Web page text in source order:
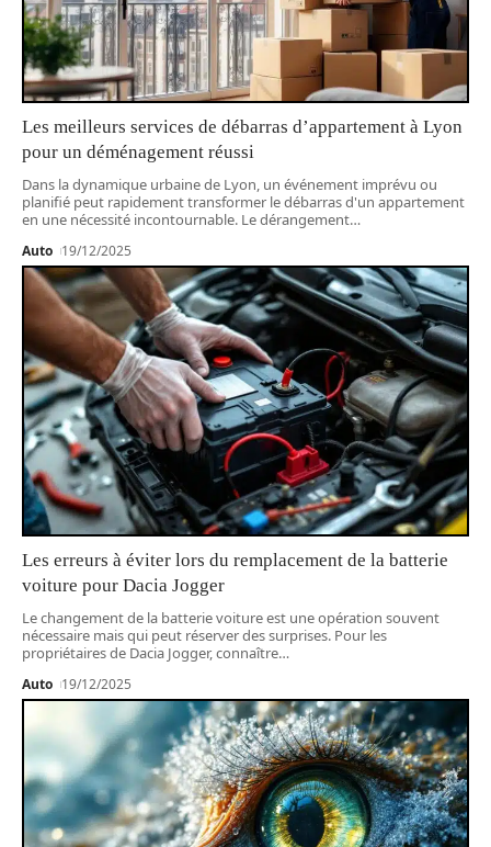
Les meilleurs services de débarras d’appartement à Lyon
pour un déménagement réussi
Dans la dynamique urbaine de Lyon, un événement imprévu ou
planifié peut rapidement transformer le débarras d'un appartement
en une nécessité incontournable. Le dérangement…
Auto 19/12/2025
Les erreurs à éviter lors du remplacement de la batterie
voiture pour Dacia Jogger
Le changement de la batterie voiture est une opération souvent
nécessaire mais qui peut réserver des surprises. Pour les
propriétaires de Dacia Jogger, connaître…
Auto 19/12/2025